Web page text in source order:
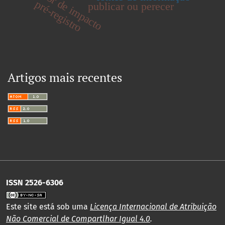
publicar ou perecer
pré-registro
Artigos mais recentes
ISSN 2526-6306
Este site está sob uma Licença Internacional de Atribuição
Não Comercial de Compartlhar Igual 4.0.